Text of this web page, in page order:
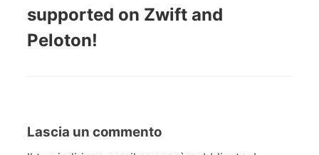
supported on Zwift and
Peloton!
Lascia un commento